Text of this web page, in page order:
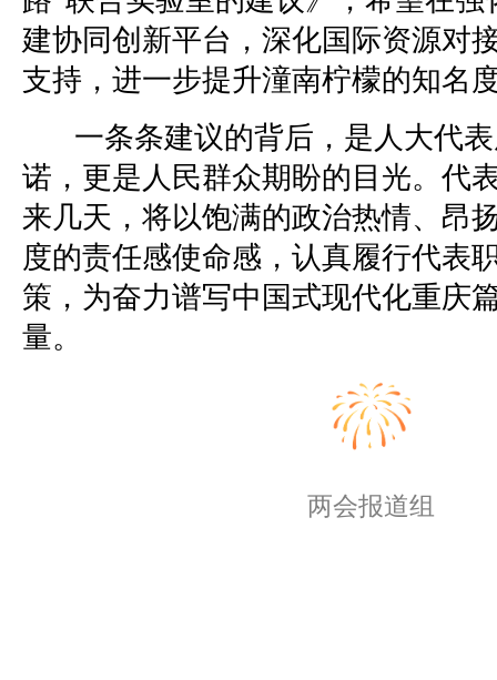
建协同创新平台，深化国际资源对
支持，进一步提升潼南柠檬的知名
一条条建议的背后，是人大代
诺，更是人民群众期盼的目光。代
来几天，将以饱满的政治热情、昂
度的责任感使命感，认真履行代表
策，为奋力谱写中国式现代化重庆
量。
两会报道组